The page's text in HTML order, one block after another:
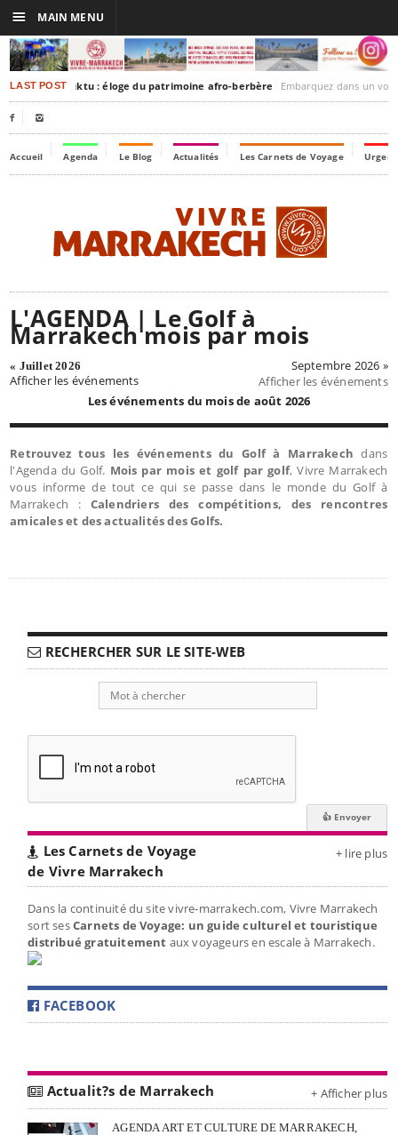
LAST POSTTimbuktu : éloge du patrimoine afro-berbère Embarquez dans un voyage culturel dans le
 
Accueil Agenda Le Blog Actualités Les Carnets de Voyage
L'AGENDA | Le Golf à
Marrakech mois par mois
« Juillet 2026
Afficher les événements
Septembre 2026 »
Afficher les événements
Les événements du mois de août 2026
Retrouvez tous les événements du Golf à Marrakech dans
l'Agenda du Golf. Mois par mois et golf par golf, Vivre Marrakech
vous informe de tout ce qui se passe dans le monde du Golf à
Marrakech : Calendriers des compétitions, des rencontres
amicales et des actualités des Golfs.
RECHERCHER SUR LE SITE-WEB
Les Carnets de Voyage
de Vivre Marrakech
+ lire plus
Dans la continuité du site vivre-marrakech.com, Vivre Marrakech
sort sesCarnets de Voyage: un guide culturel et touristique
distribué gratuitement aux voyageurs en escale à Marrakech.
FACEBOOK
Actualit?s de Marrakech + Afficher plus
AGENDA ART ET CULTURE DE MARRAKECH,
☰ MAIN MENU